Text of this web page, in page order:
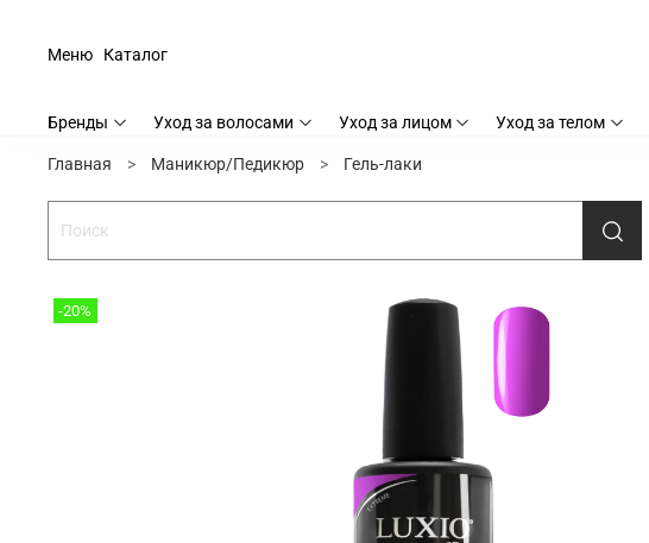
Каталог
Меню
Бренды Уход за волосами Уход за лицом Уход за телом
Главная Маникюр/Педикюр Гель-лаки
-20%